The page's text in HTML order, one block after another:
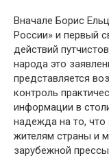
Вначале Борис
России» и первый
действий
народа это
представляется
контроль
информации в
надежда на то, что
жителям страны и
зарубежной